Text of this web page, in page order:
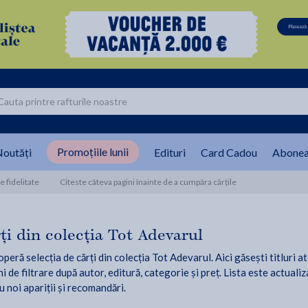
Promoțiile lunii Edituri Card Cadou
fidelitate Citeste câteva pagini înainte de a cumpăra cărțile
din colecția Tot Adevarul
selecția de cărți din colecția Tot Adevarul. Aici găsești titluri
de filtrare după autor, editură, categorie și preț. Lista este
noi apariții și recomandări.